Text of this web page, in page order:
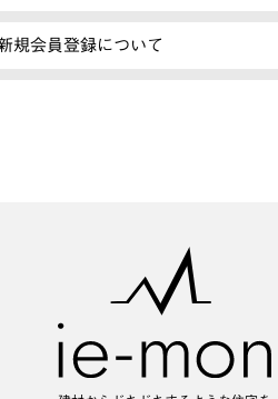
規会員登録について